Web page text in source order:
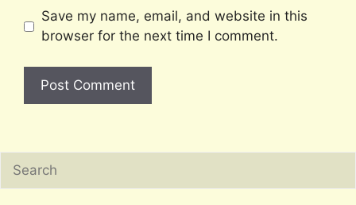
Save my name, email, and website in this
browser for the next time I comment.